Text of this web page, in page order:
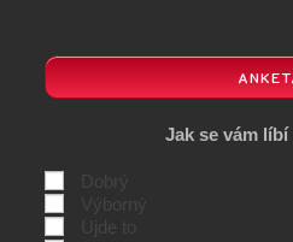
Jak se vám